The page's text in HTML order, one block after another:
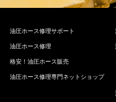
油圧ホース修理サポート
油圧ホース修理
格安！油圧ホース販売
油圧ホース修理専門ネットショップ